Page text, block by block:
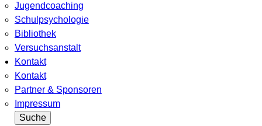
Jugendcoaching
Schulpsychologie
Bibliothek
Versuchsanstalt
Kontakt
Kontakt
Partner & Sponsoren
Impressum
Suche